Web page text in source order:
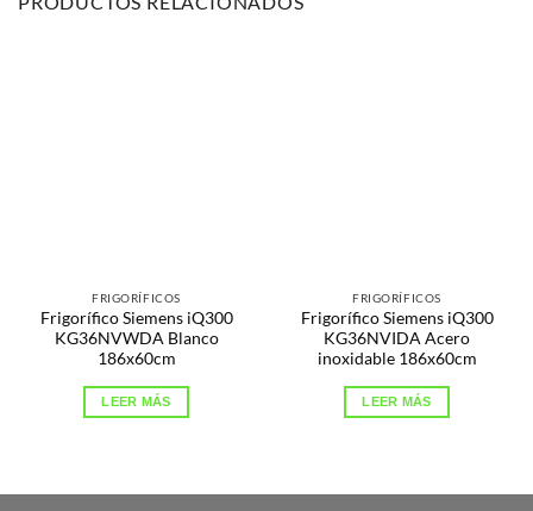
FRIGORÍFICOS
Frigorífico Siemens iQ300
KG36NVWDA Blanco
186x60cm
LEER MÁS
FRIGORÍFICOS
Frigorífico Siemens iQ300
KG36NVIDA Acero
inoxidable 186x60cm
LEER MÁS